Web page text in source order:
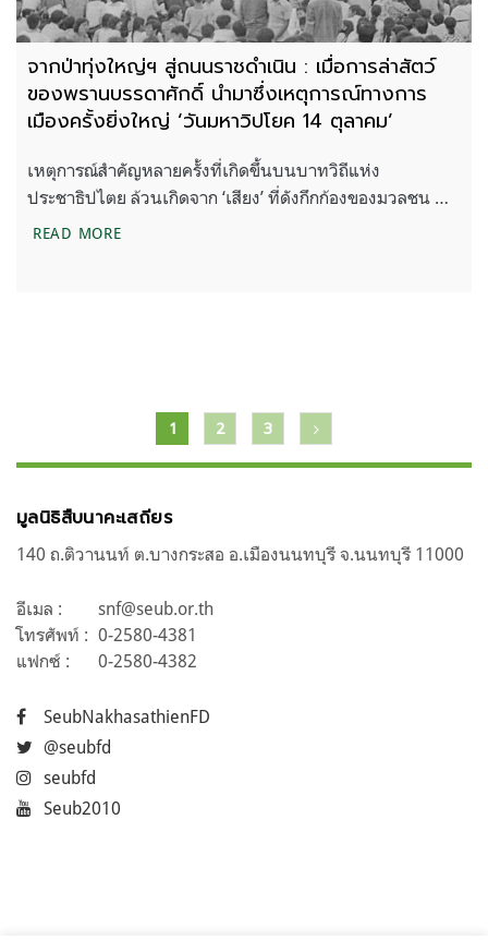
จากป่าทุ่งใหญ่ฯ สู่ถนนราชดำเนิน : เมื่อการล่าสัตว์
ของพรานบรรดาศักดิ์ นำมาซึ่งเหตุการณ์ทางการ
เมืองครั้งยิ่งใหญ่ ‘วันมหาวิปโยค 14 ตุลาคม’
เหตุการณ์สำคัญหลายครั้งที่เกิดขึ้นบนบาทวิถีแห่ง
ประชาธิปไตย ล้วนเกิดจาก ‘เสียง’ ที่ดังกึกก้องของมวลชน …
READ MOREจากป่าทุ่งใหญ่ฯ สู่ถนนราชดำเนิน : เมื่อการล่าสัตว์ขอ
เรื่อง
1 2 3
มูลนิธิสืบนาคะเสถียร
140 ถ.ติวานนท์ ต.บางกระสอ อ.เมืองนนทบุรี จ.นนทบุรี 11000
อีเมล :
snf@seub.or.th
โทรศัพท์ : 0-2580-4381
แฟกซ์ :
0-2580-4382
SeubNakhasathienFD
@seubfd
seubfd
Seub2010